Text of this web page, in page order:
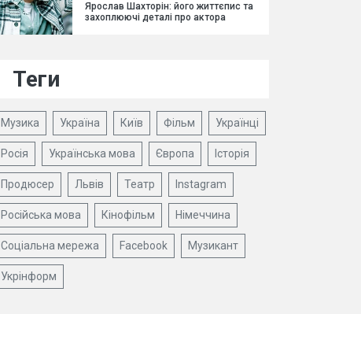
Ярослав Шахторін: його життєпис та
захоплюючі деталі про актора
Теги
Музика Україна Київ Фільм Українці
Росія Українська мова Європа Історія
Продюсер Львів Театр Instagram
Російська мова Кінофільм Німеччина
Соціальна мережа Facebook Музикант
Укрінформ